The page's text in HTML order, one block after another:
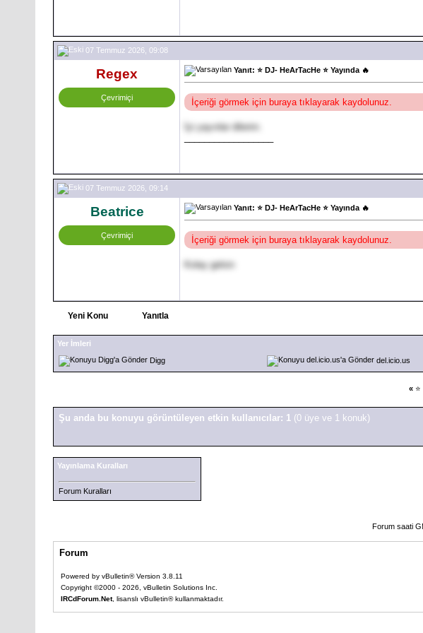
07 Temmuz 2026, 09:08
Regex
Çevrimiçi
Yanıt: ⭐ DJ- HeArTacHe ⭐ Yayında 🔥
İçeriği görmek için buraya tıklayarak kaydolunuz.
İyi yayınlar dilerim.
07 Temmuz 2026, 09:14
Beatrice
Çevrimiçi
Yanıt: ⭐ DJ- HeArTacHe ⭐ Yayında 🔥
İçeriği görmek için buraya tıklayarak kaydolunuz.
Kolay gelsin
Yeni Konu Yanıtla
Yer İmleri
Digg
del.icio.us
«
Şu anda bu konuyu görüntüleyen etkin kullanıcılar: 1 (0 üye ve 1 konuk)
Yayınlama Kuralları
Forum Kuralları
Forum saati
Forum
Powered by vBulletin® Version 3.8.11
Copyright ©2000 - 2026, vBulletin Solutions Inc.
IRCdForum.Net, lisanslı vBulletin® kullanmaktadır.